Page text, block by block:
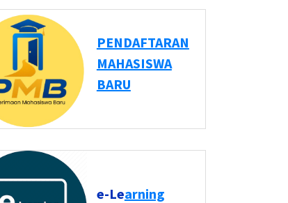
PENDAFTARAN
MAHASISWA
BARU
e-Learning